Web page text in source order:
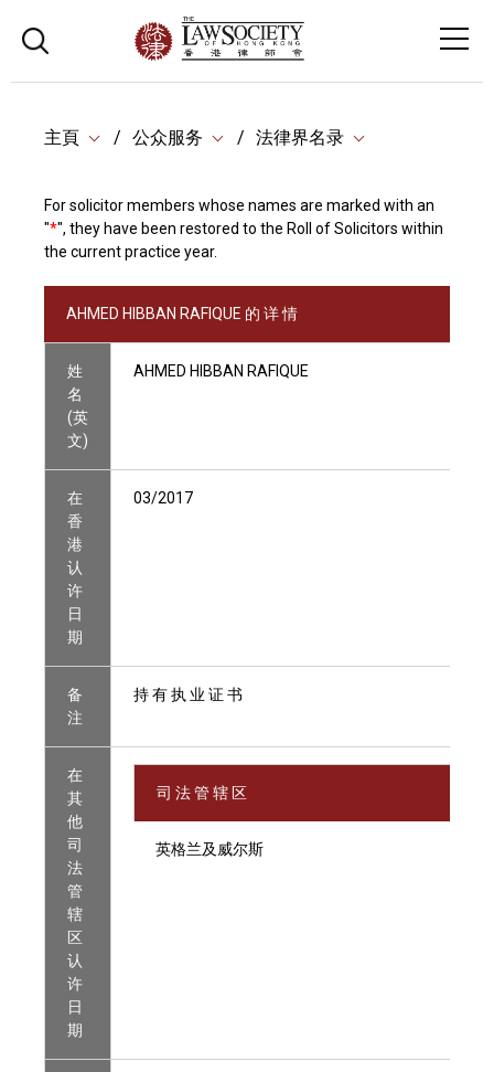
主頁 公众服务 法律界名录
For solicitor members whose names are marked with an
"*", they have been restored to the Roll of Solicitors within
the current practice year.
AHMED HIBBAN RAFIQUE 的 详 情
姓
名
(英
文)
AHMED HIBBAN RAFIQUE
在
香
港
认
许
日
期
03/2017
备
注
持 有 执 业 证 书
在
其
他
司
法
管
辖
区
认
许
日
期
司 法 管 辖 区
英格兰及威尔斯